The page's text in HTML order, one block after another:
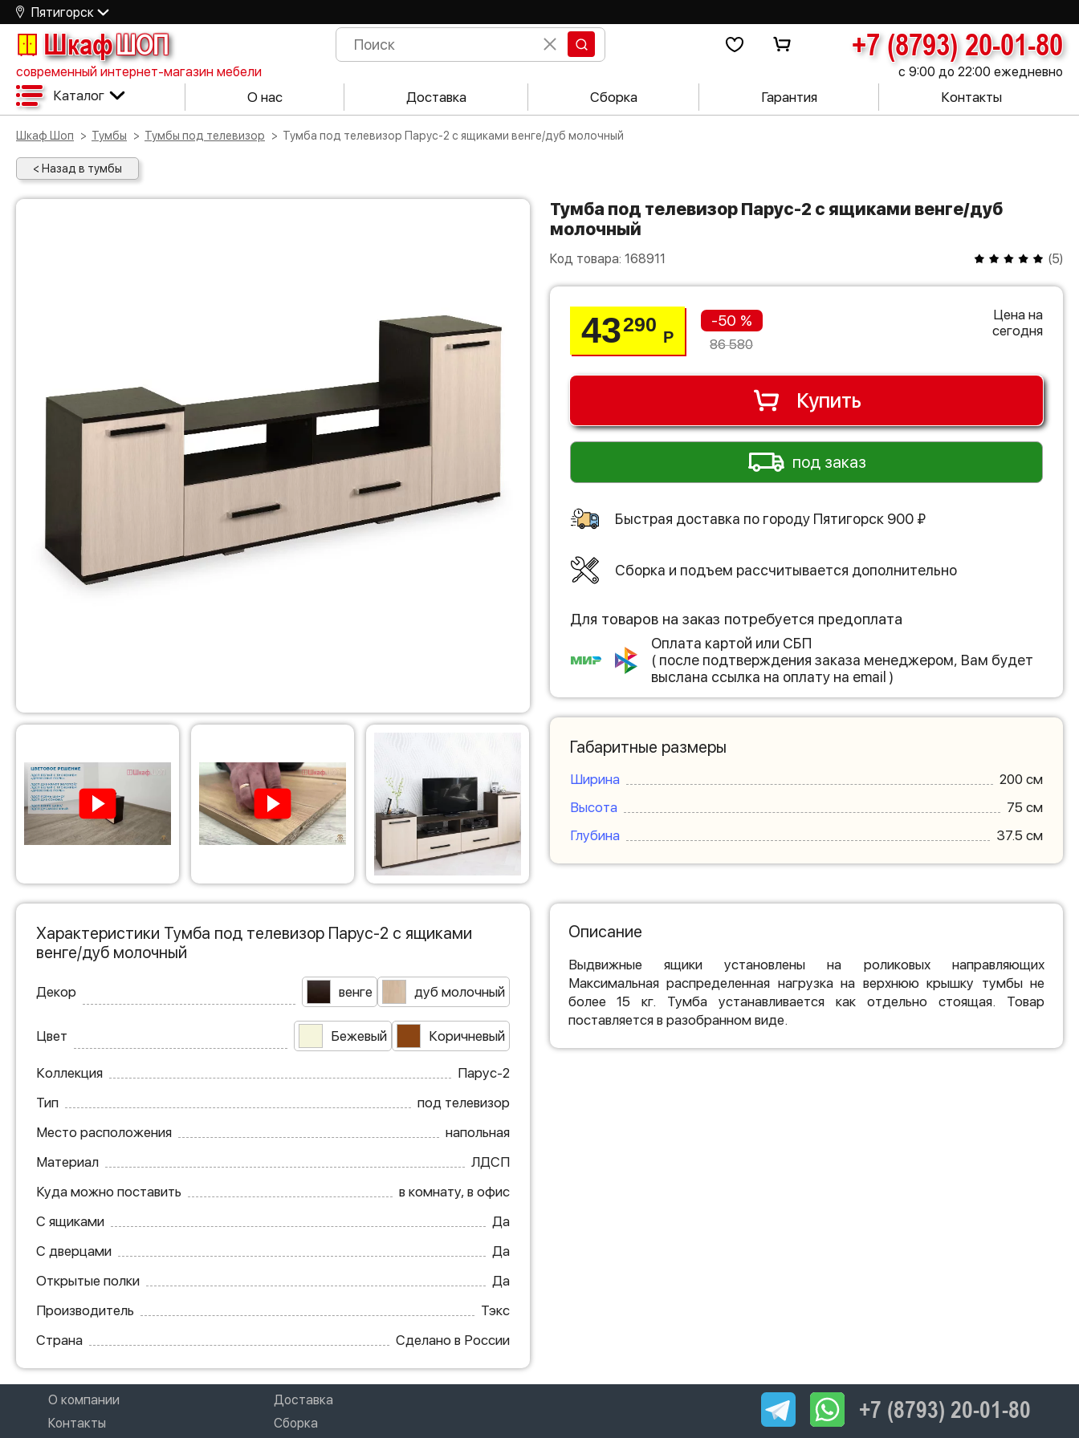
Пятигорск
ШкафШОП +7 (8793) 20-01-80
современный интернет-магазин мебели с 9:00 до 22:00 ежедневно
Каталог О нас Доставка Сборка Гарантия Контакты
Шкаф Шоп Тумбы Тумбы под телевизор Тумба под телевизор Парус-2 с ящиками венге/дуб молочный
< Назад в тумбы
Тумба под телевизор Парус-2 с ящиками венге/дуб
молочный
Код товара: 168911 (5)
43290
Р
-50 %
86 580
Цена на
сегодня
Купить
под заказ
Быстрая доставка по городу Пятигорск 900 ₽
Сборка и подъем рассчитывается дополнительно
Для товаров на заказ потребуется предоплата
Оплата картой или СБП
( после подтверждения заказа менеджером, Вам будет
выслана ссылка на оплату на email )
Габаритные размеры
Ширина
200 см
Высота
75 см
Глубина
37.5 см
Характеристики Тумба под телевизор Парус-2 с ящиками
венге/дуб молочный
Декор венге дуб молочный
Цвет Бежевый Коричневый
Коллекция
Парус-2
Тип
под телевизор
Место расположения
напольная
Материал
ЛДСП
Куда можно поставить
в комнату, в офис
С ящиками
Да
С дверцами
Да
Открытые полки
Да
Производитель
Тэкс
Страна
Сделано в России
Описание
Выдвижные ящики установлены на роликовых направляющих
Максимальная распределенная нагрузка на верхнюю крышку тумбы не
более 15 кг. Тумба устанавливается как отдельно стоящая. Товар
поставляется в разобранном виде.
О компании
Доставка
Контакты
Сборка +7 (8793) 20-01-80